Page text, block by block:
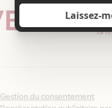
Gestion du consentement